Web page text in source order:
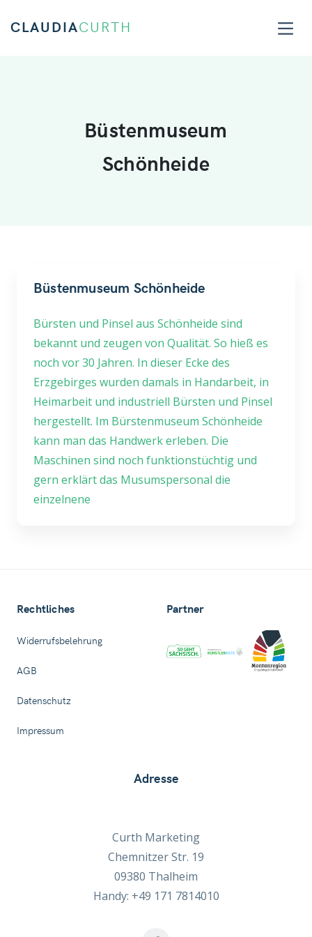
CLAUDIACURTH
Büstenmuseum
Schönheide
Büstenmuseum Schönheide
Bürsten und Pinsel aus Schönheide sind
bekannt und zeugen von Qualität. So hieß es
noch vor 30 Jahren. In dieser Ecke des
Erzgebirges wurden damals in Handarbeit, in
Heimarbeit und industriell Bürsten und Pinsel
hergestellt. Im Bürstenmuseum Schönheide
kann man das Handwerk erleben. Die
Maschinen sind noch funktionstüchtig und
gern erklärt das Musumspersonal die
einzelnene
Adresse
Curth Marketing
Chemnitzer Str. 19
09380 Thalheim
Handy: +49 171 7814010
Rechtliches
Widerrufsbelehrung
AGB
Datenschutz
Impressum
Partner